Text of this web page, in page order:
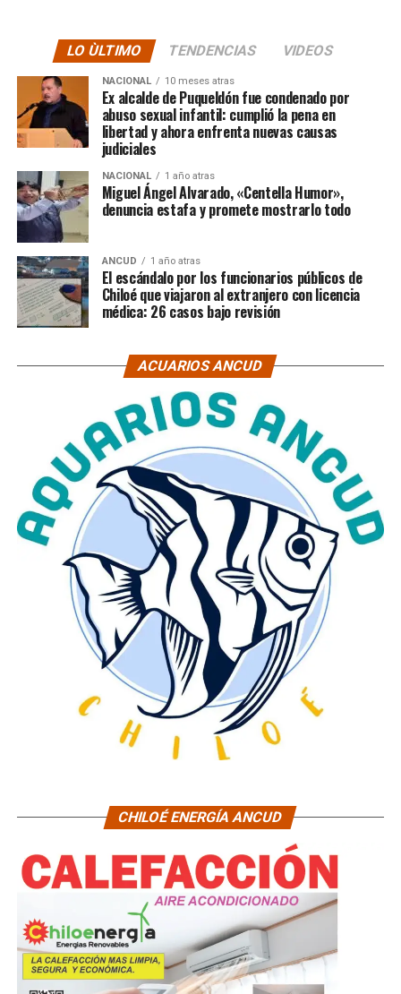
LO ÙLTIMO TENDENCIAS VIDEOS
NACIONAL 10 meses atras
Ex alcalde de Puqueldón fue condenado por
abuso sexual infantil: cumplió la pena en
libertad y ahora enfrenta nuevas causas
judiciales
NACIONAL 1 año atras
Miguel Ángel Alvarado, «Centella Humor»,
denuncia estafa y promete mostrarlo todo
ANCUD 1 año atras
El escándalo por los funcionarios públicos de
Chiloé que viajaron al extranjero con licencia
médica: 26 casos bajo revisión
ACUARIOS ANCUD
CHILOÉ ENERGÍA ANCUD